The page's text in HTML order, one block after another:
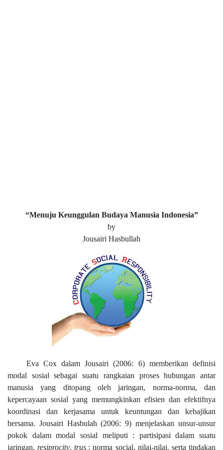
“Menuju Keunggulan Budaya Manusia Indonesia”
by
Jousairi Hasbullah
Eva Cox dalam Jousairi (2006: 6) memberikan definisi
modal sosial sebagai suatu rangkaian proses hubungan antar
manusia yang ditopang oleh jaringan, norma-norma, dan
kepercayaan sosial yang memungkinkan efisien dan efektifnya
koordinasi dan kerjasama untuk keuntungan dan kebajikan
bersama. Jousairi Hasbulah (2006: 9) menjelaskan unsur-unsur
pokok dalam modal sosial meliputi : partisipasi dalam suatu
jaringan,resiprocity,trus, ; norma social, nilai-nilai, serta tindakan